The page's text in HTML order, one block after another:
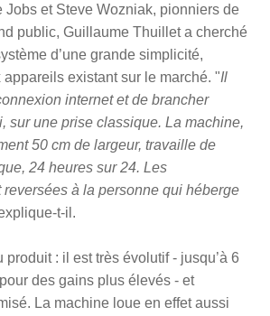
Jobs et Steve Wozniak, pionniers de
public, Guillaume Thuillet a cherché
d’une grande simplicité,
existant sur le marché. "Il
internet et de brancher
sur une prise classique. La machine,
50 cm de largeur, travaille de
24 heures sur 24. Les
à la personne qui héberge
t-il.
produit : il est très évolutif - jusqu’à 6
des gains plus élevés - et
La machine loue en effet aussi